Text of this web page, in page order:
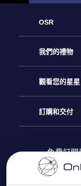
OSR
客戶服務
聯繫我們
博客
評論
我們的禮物
Online Star禮
OSR禮物包
OSR 禮物卡
觀看您的星星
星星注册
個性化的Star
訂購和交付
付款資訊
免費訂閱